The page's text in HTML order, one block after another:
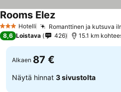
3 Tähtiluokitus
Hotelli Romanttinen ja kutsuva
Rooms ElezKatso hinnat
8,6 Loistava 426 15.1 km
Alkaen 87 €
Näytä hinnat 3 sivustolta